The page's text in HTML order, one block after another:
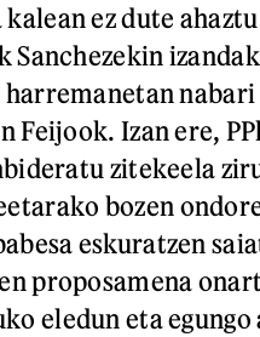
ez dute
nabari
Feijook. Izan ere,
zitekeela
bozen
eskuratzen
proposamena
eledun eta